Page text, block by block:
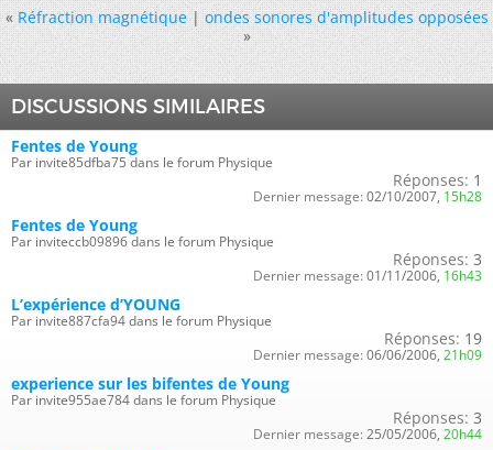
« Réfraction magnétique|ondes sonores d'amplitudes opposées
»
DISCUSSIONS SIMILAIRES
Fentes de Young
Par invite85dfba75 dans le forum Physique
Réponses: 1
Dernier message: 02/10/2007, 15h28
Fentes de Young
Par inviteccb09896 dans le forum Physique
Réponses: 3
Dernier message: 01/11/2006, 16h43
L’expérience d’YOUNG
Par invite887cfa94 dans le forum Physique
Réponses: 19
Dernier message: 06/06/2006, 21h09
experience sur les bifentes de Young
Par invite955ae784 dans le forum Physique
Réponses: 3
Dernier message: 25/05/2006, 20h44